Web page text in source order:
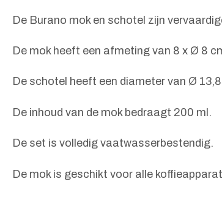
De Burano mok en schotel zijn
De mok heeft een afmeting van 8 x Ø 8
De schotel heeft een diameter van Ø
De inhoud van de mok bedraagt 200 ml.
De set is volledig vaatwasserbestendig.
De mok is geschikt voor alle